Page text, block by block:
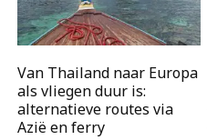
Van Thailand naar Europa
als vliegen duur is:
alternatieve routes via
Azië en ferry